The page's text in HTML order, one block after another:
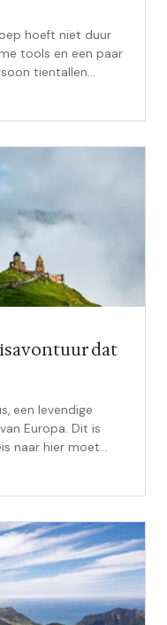
hoeft niet duur
tools en een paar
tientallen
dat
een levendige
Europa. Dit is
naar hier moet